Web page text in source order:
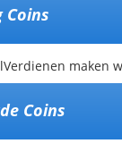
Coins
maken
Coins